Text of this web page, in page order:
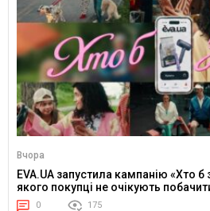
Вчора
EVA.UA запустила кампанію «Хто
якого покупці не очікують
0 175